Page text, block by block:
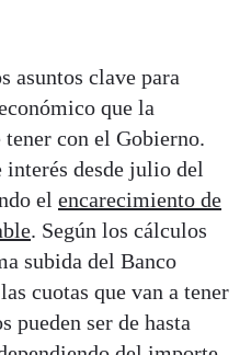
asuntos clave para
que la
tener con el Gobierno.
desde julio del
el encarecimiento de
. Según los cálculos
subida del Banco
cuotas que van a tener
pueden ser de hasta